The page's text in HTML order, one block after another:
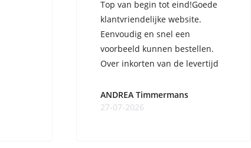
Top van begin tot eind!Goede
klantvriendelijke website.
Eenvoudig en snel een
voorbeeld kunnen bestellen.
Over inkorten van de levertijd
ANDREA Timmermans
27-07-2026